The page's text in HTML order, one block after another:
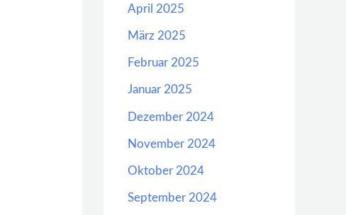
April 2025
März 2025
Februar 2025
Januar 2025
Dezember 2024
November 2024
Oktober 2024
September 2024